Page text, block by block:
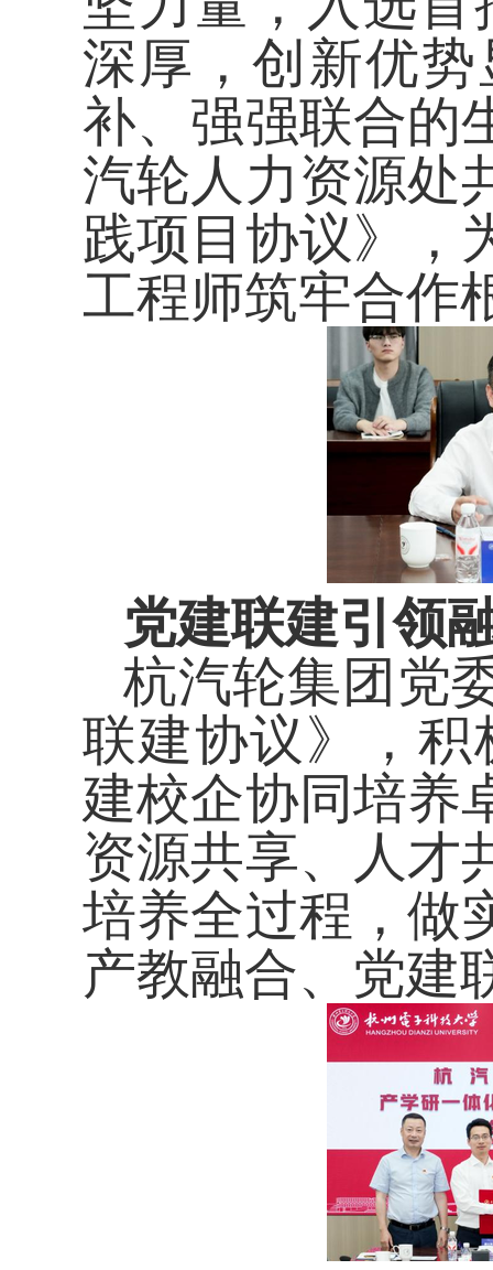
深厚，创新优势
补、强强联合的
汽轮人力资源处
践项目协议》
工程师筑牢合作
党建联建引领
杭汽轮集团 党
联建协议》， 积
建校企协同培养
资源共享、人才
培养全过程，做
产教融合、党建